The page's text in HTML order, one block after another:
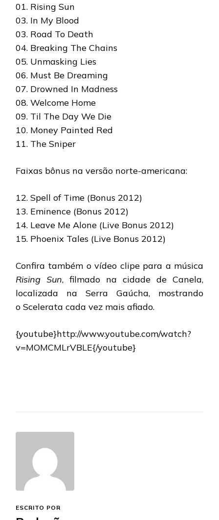
01. Rising Sun
03. In My Blood
03. Road To Death
04. Breaking The Chains
05. Unmasking Lies
06. Must Be Dreaming
07. Drowned In Madness
08. Welcome Home
09. Til The Day We Die
10. Money Painted Red
11. The Sniper
Faixas bônus na versão norte-americana:
12. Spell of Time (Bonus 2012)
13. Eminence (Bonus 2012)
14. Leave Me Alone (Live Bonus 2012)
15. Phoenix Tales (Live Bonus 2012)
Confira também o vídeo clipe para a música
Rising Sun, filmado na cidade de Canela,
localizada na Serra Gaúcha, mostrando
o Scelerata cada vez mais afiado.
{youtube}http://www.youtube.com/watch?
v=MOMCMLrVBLE{/youtube}
ESCRITO POR